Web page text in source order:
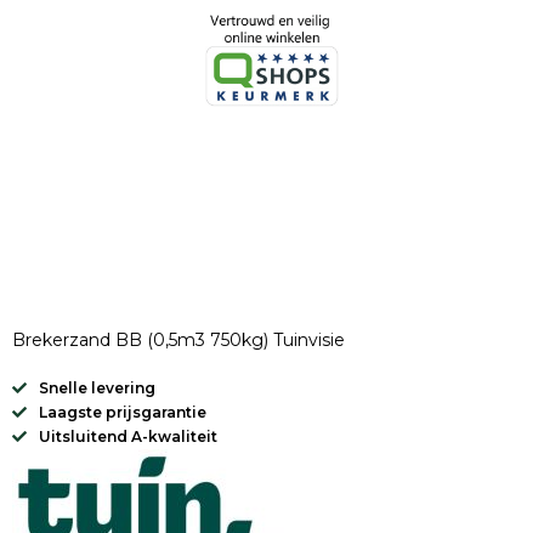
Brekerzand BB (0,5m3 750kg) Tuinvisie
Snelle levering
Laagste prijsgarantie
Uitsluitend A-kwaliteit